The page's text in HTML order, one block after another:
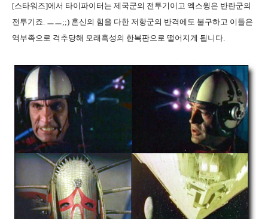
[스타워즈]에서 타이파이터는 제국군의 전투기이고 엑스윙은 반란군의
전투기죠. ㅡㅡ;;) 혼신의 힘을 다한 저항군의 반격에도 불구하고 이들은
역부족으로 격추당해 모래혹성의 한복판으로 떨어지게 됩니다.